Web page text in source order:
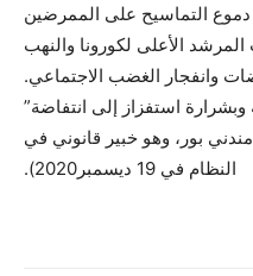
التماسيح على الممرضين
الأعلى لكورونا والنهب
وانفجار الغضب الاجتماعي.
استفزاز إلى انتفاضة”
بور، وهو خبير قانوني في
النظام في 19 ديسمبر2020).